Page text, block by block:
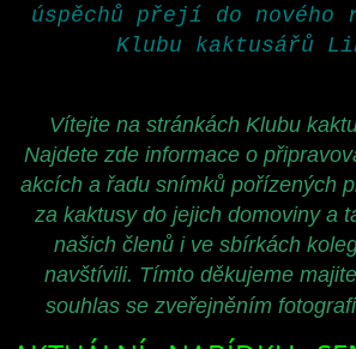
úspěchů přejí do nového
Klubu kaktusářů
Vítejte na stránkách Klubu
Najdete zde informace o
akcích a řadu snímků pořízených
za kaktusy do jejich domoviny a
našich členů i ve sbírkách
navštívili. Tímto děkujeme
souhlas se zveřejněním